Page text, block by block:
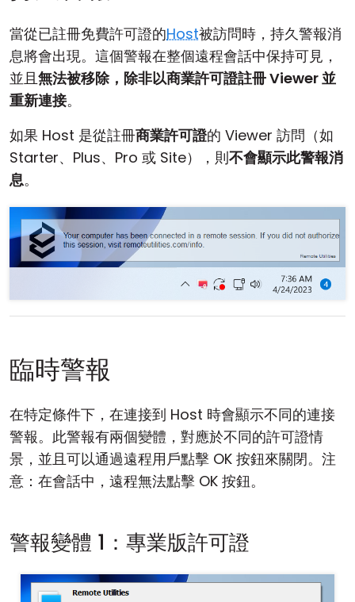
當從已註冊免費許可證的Host被訪問時，持久警報消
息將會出現。這個警報在整個遠程會話中保持可見，
並且無法被移除，除非以商業許可證註冊 Viewer 並
重新連接。
如果 Host 是從註冊商業許可證的 Viewer 訪問（如
Starter、Plus、Pro 或 Site），則不會顯示此警報消
息。
臨時警報
在特定條件下，在連接到 Host 時會顯示不同的連接
警報。此警報有兩個變體，對應於不同的許可證情
景，並且可以通過遠程用戶點擊 OK 按鈕來關閉。注
意：在會話中，遠程無法點擊 OK 按鈕。
警報變體 1：專業版許可證